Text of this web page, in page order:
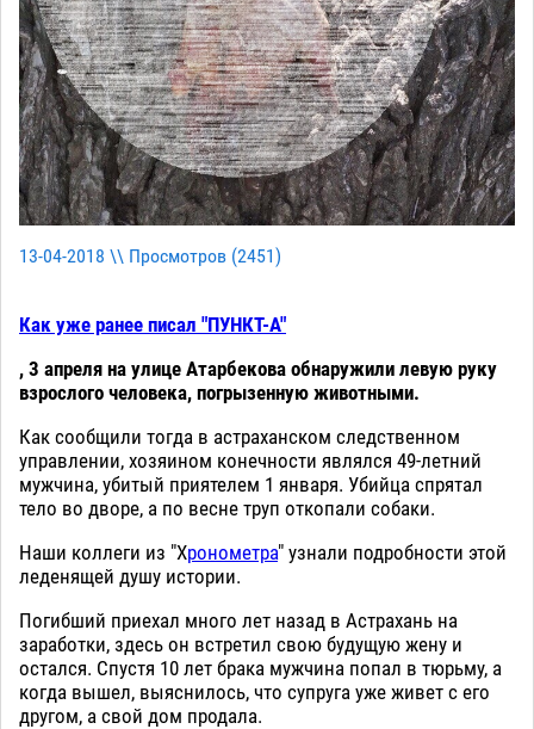
13-04-2018 \\ Просмотров (2451)
Как уже ранее писал "ПУНКТ-А"
, 3 апреля на улице Атарбекова обнаружили левую руку
взрослого человека, погрызенную животными.
Как сообщили тогда в астраханском следственном
управлении, хозяином конечности являлся 49-летний
мужчина, убитый приятелем 1 января. Убийца спрятал
тело во дворе, а по весне труп откопали собаки.
Наши коллеги из "Хронометра" узнали подробности этой
леденящей душу истории.
Погибший приехал много лет назад в Астрахань на
заработки, здесь он встретил свою будущую жену и
остался. Спустя 10 лет брака мужчина попал в тюрьму, а
когда вышел, выяснилось, что супруга уже живет с его
другом, а свой дом продала.